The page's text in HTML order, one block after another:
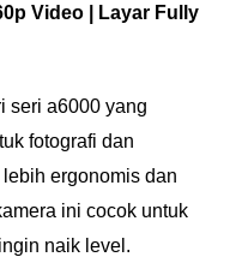
Video | Layar Fully
seri a6000 yang
fotografi dan
ergonomis dan
ini cocok untuk
naik level.